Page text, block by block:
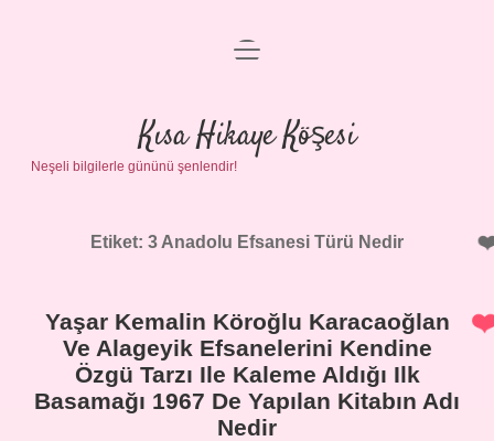
Anasayfa
Gizlilik Politikası
Yasal Uyarı
menüyü
Kısa Hikaye Köşesi
Neşeli bilgilerle gününü şenlendir!
Etiket: 3 Anadolu Efsanesi Türü Nedir
Yaşar Kemalin Köroğlu Karacaoğlan
Ve Alageyik Efsanelerini Kendine
Özgü Tarzı Ile Kaleme Aldığı Ilk
Basamağı 1967 De Yapılan Kitabın Adı
Nedir